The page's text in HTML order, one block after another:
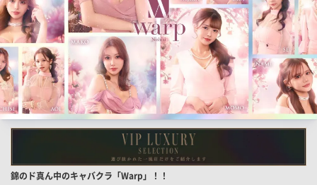
店
錦のド真ん中のキャバクラ「Warp」！！